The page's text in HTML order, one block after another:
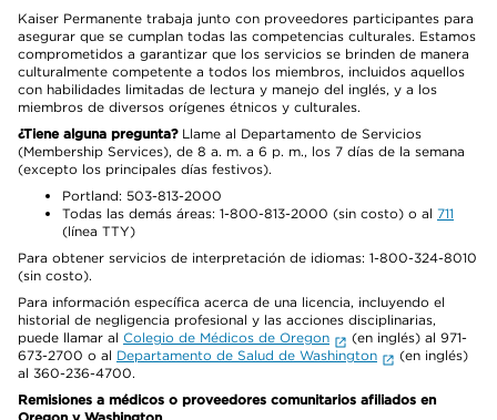
Kaiser Permanente trabaja junto con proveedores participantes para
asegurar que se cumplan todas las competencias culturales. Estamos
comprometidos a garantizar que los servicios se brinden de manera
culturalmente competente a todos los miembros, incluidos aquellos
con habilidades limitadas de lectura y manejo del inglés, y a los
miembros de diversos orígenes étnicos y culturales.
¿Tiene alguna pregunta?Llame al Departamento de Servicios
(Membership Services), de 8 a. m. a 6 p. m., los 7 días de la semana
(excepto los principales días festivos).
Portland: 503-813-2000
Todas las demás áreas: 1-800-813-2000 (sin costo) o al 711
(línea TTY)
Para obtener servicios de interpretación de idiomas: 1-800-324-8010
(sin costo).
Para información específica acerca de una licencia, incluyendo el
historial de negligencia profesional y las acciones disciplinarias,
puede llamar al Colegio de Médicos de Oregon
(en inglés) al 971-
673-2700 o al Departamento de Salud de Washington
(en inglés)
al 360-236-4700.
Remisiones a médicos o proveedores comunitarios afiliados en